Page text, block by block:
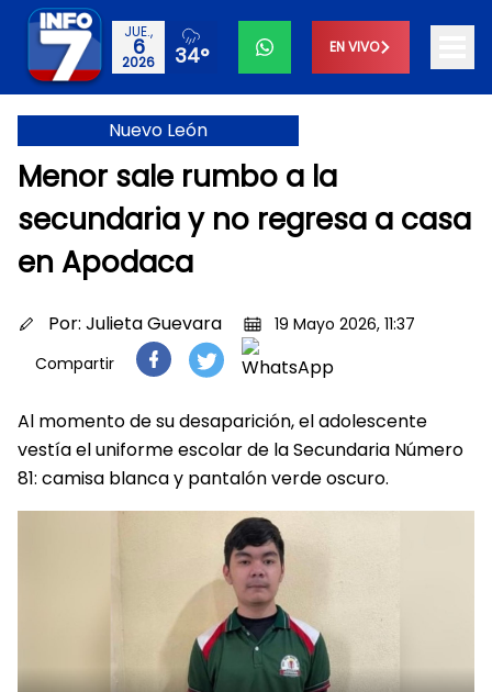
JUE.,
6
2026 34° EN VIVO
Nuevo León
Menor sale rumbo a la
secundaria y no regresa a casa
en Apodaca
Por: Julieta Guevara
19 Mayo 2026, 11:37
Compartir
Al momento de su desaparición, el adolescente
vestía el uniforme escolar de la Secundaria Número
81: camisa blanca y pantalón verde oscuro.